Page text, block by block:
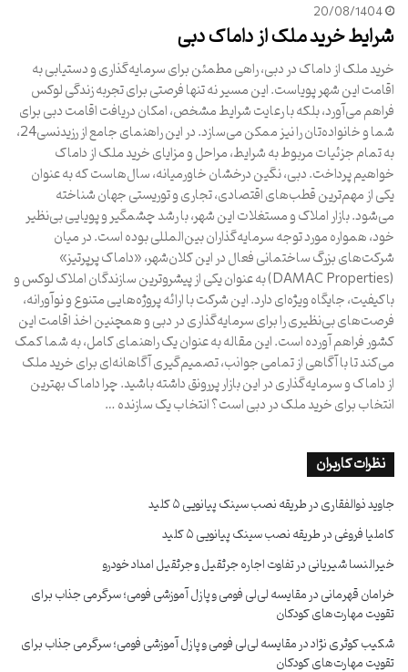
20/08/1404
شرایط خرید ملک از داماک دبی
خرید ملک از داماک در دبی، راهی مطمئن برای سرمایه‌گذاری و دستیابی به
اقامت این شهر پویاست. این مسیر نه تنها فرصتی برای تجربه زندگی لوکس
فراهم می‌آورد، بلکه با رعایت شرایط مشخص، امکان دریافت اقامت دبی برای
شما و خانواده‌تان را نیز ممکن می‌سازد. در این راهنمای جامع از رزیدنسی24،
به تمام جزئیات مربوط به شرایط، مراحل و مزایای خرید ملک از داماک
خواهیم پرداخت. دبی، نگین درخشان خاورمیانه، سال‌هاست که به عنوان
یکی از مهم‌ترین قطب‌های اقتصادی، تجاری و توریستی جهان شناخته
می‌شود. بازار املاک و مستغلات این شهر، با رشد چشمگیر و پویایی بی‌نظیر
خود، همواره مورد توجه سرمایه‌گذاران بین‌المللی بوده است. در میان
شرکت‌های بزرگ ساختمانی فعال در این کلان‌شهر، «داماک پرپرتیز»
(DAMAC Properties) به عنوان یکی از پیشروترین سازندگان املاک لوکس و
باکیفیت، جایگاه ویژه‌ای دارد. این شرکت با ارائه پروژه‌هایی متنوع و نوآورانه،
فرصت‌های بی‌نظیری را برای سرمایه‌گذاری در دبی و همچنین اخذ اقامت این
کشور فراهم آورده است. این مقاله به عنوان یک راهنمای کامل، به شما کمک
می‌کند تا با آگاهی از تمامی جوانب، تصمیم‌گیری آگاهانه‌ای برای خرید ملک
از داماک و سرمایه‌گذاری در این بازار پررونق داشته باشید. چرا داماک بهترین
انتخاب برای خرید ملک در دبی است؟ انتخاب یک سازنده …
نظرات کاربران
جاوید ذوالفقاریدرطریقه نصب سینک پیانویی ۵ کلید
کاملیا فروغیدرطریقه نصب سینک پیانویی ۵ کلید
خیرالنسا شیریانیدرتفاوت اجاره جرثقیل و جرثقیل امداد خودرو
خرامان قهرمانیدرمقایسه لی‌لی فومی و پازل آموزشی فومی؛ سرگرمی جذاب برای
تقویت مهارت‌های کودکان
شکیب کوثری نژاددرمقایسه لی‌لی فومی و پازل آموزشی فومی؛ سرگرمی جذاب برای
تقویت مهارت‌های کودکان